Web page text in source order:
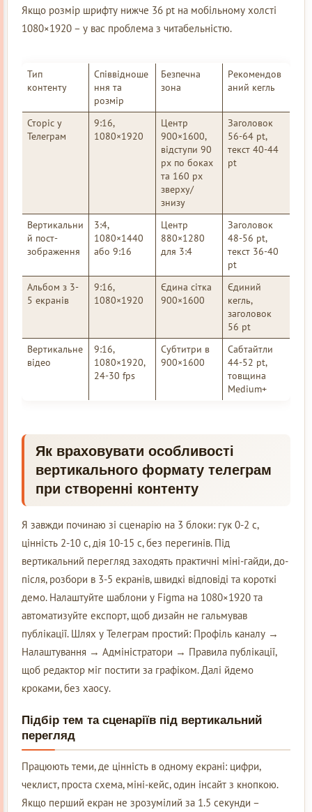
Якщо розмір шрифту нижче 36 pt на мобільному холсті
1080×1920 – у вас проблема з читабельністю.
Тип
контенту
Співвідноше
ння та
розмір
Безпечна
зона
Рекомендов
аний кегль
Сторіс у
Телеграм
9:16,
1080×1920
Центр
900×1600,
відступи 90
px по боках
та 160 px
зверху/
знизу
Заголовок
56-64 pt,
текст 40-44
pt
Вертикальни
й пост-
зображення
3:4,
1080×1440
або 9:16
Центр
880×1280
для 3:4
Заголовок
48-56 pt,
текст 36-40
pt
Альбом з 3-
5 екранів
9:16,
1080×1920
Єдина сітка
900×1600
Єдиний
кегль,
заголовок
56 pt
Вертикальне
відео
9:16,
1080×1920,
24-30 fps
Субтитри в
900×1600
Сабтайтли
44-52 pt,
товщина
Medium+
Як враховувати особливості
вертикального формату телеграм
при створенні контенту
Я завжди починаю зі сценарію на 3 блоки: гук 0-2 с,
цінність 2-10 с, дія 10-15 с, без перегинів. Під
вертикальний перегляд заходять практичні міні-гайди, до-
після, розбори в 3-5 екранів, швидкі відповіді та короткі
демо. Налаштуйте шаблони у Figma на 1080×1920 та
автоматизуйте експорт, щоб дизайн не гальмував
публікації. Шлях у Телеграм простий: Профіль каналу →
Налаштування → Адміністратори → Правила публікації,
щоб редактор міг постити за графіком. Далі йдемо
кроками, без хаосу.
Підбір тем та сценаріїв під вертикальний
перегляд
Працюють теми, де цінність в одному екрані: цифри,
чеклист, проста схема, міні-кейс, один інсайт з кнопкою.
Якщо перший екран не зрозумілий за 1.5 секунди –